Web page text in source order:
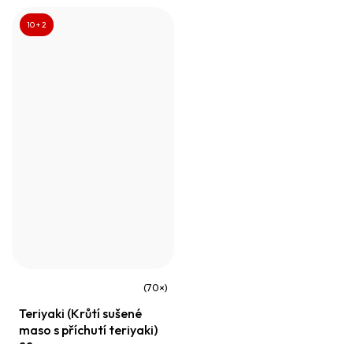
10 + 2
hodnocení
produktu
Teriyaki (Krůtí sušené
maso s příchutí teriyaki)